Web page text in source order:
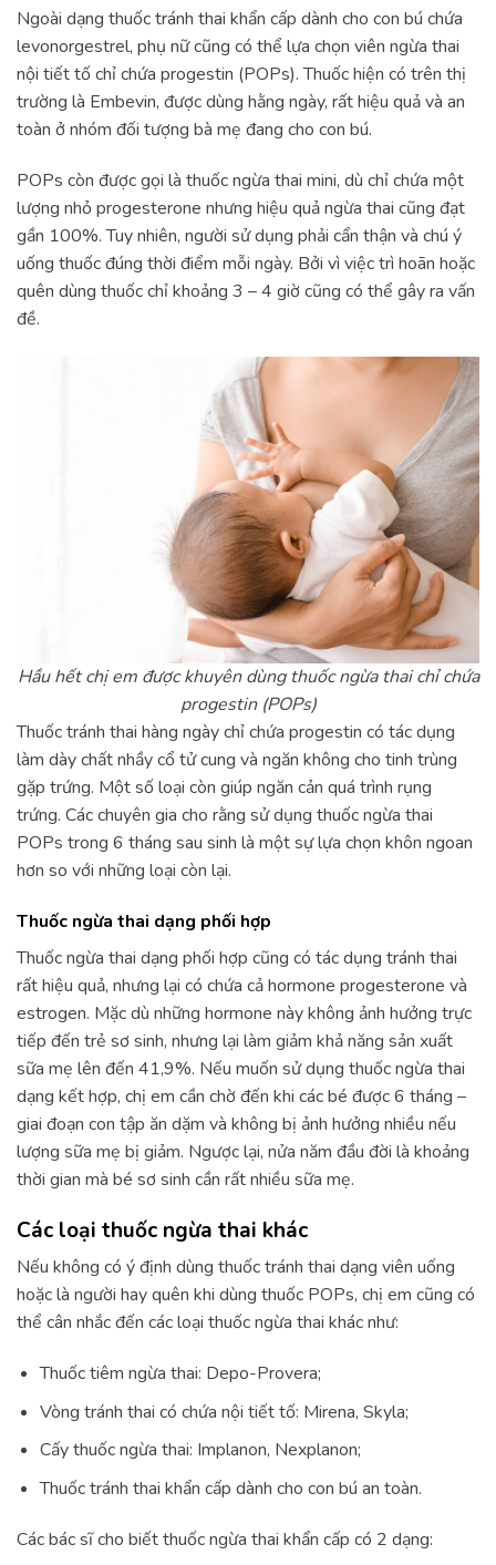
Ngoài dạng thuốc tránh thai khẩn cấp dành cho con bú chứa
levonorgestrel, phụ nữ cũng có thể lựa chọn viên ngừa thai
nội tiết tố chỉ chứa progestin (POPs). Thuốc hiện có trên thị
trường là Embevin, được dùng hằng ngày, rất hiệu quả và an
toàn ở nhóm đối tượng bà mẹ đang cho con bú.
POPs còn được gọi là thuốc ngừa thai mini, dù chỉ chứa một
lượng nhỏ progesterone nhưng hiệu quả ngừa thai cũng đạt
gần 100%. Tuy nhiên, người sử dụng phải cẩn thận và chú ý
uống thuốc đúng thời điểm mỗi ngày. Bởi vì việc trì hoãn hoặc
quên dùng thuốc chỉ khoảng 3 – 4 giờ cũng có thể gây ra vấn
đề.
Hầu hết chị em được khuyên dùng thuốc ngừa thai chỉ chứa
progestin (POPs)
Thuốc tránh thai hàng ngày chỉ chứa progestin có tác dụng
làm dày chất nhầy cổ tử cung và ngăn không cho tinh trùng
gặp trứng. Một số loại còn giúp ngăn cản quá trình rụng
trứng. Các chuyên gia cho rằng sử dụng thuốc ngừa thai
POPs trong 6 tháng sau sinh là một sự lựa chọn khôn ngoan
hơn so với những loại còn lại.
Thuốc ngừa thai dạng phối hợp
Thuốc ngừa thai dạng phối hợp cũng có tác dụng tránh thai
rất hiệu quả, nhưng lại có chứa cả hormone progesterone và
estrogen. Mặc dù những hormone này không ảnh hưởng trực
tiếp đến trẻ sơ sinh, nhưng lại làm giảm khả năng sản xuất
sữa mẹ lên đến 41,9%. Nếu muốn sử dụng thuốc ngừa thai
dạng kết hợp, chị em cần chờ đến khi các bé được 6 tháng –
giai đoạn con tập ăn dặm và không bị ảnh hưởng nhiều nếu
lượng sữa mẹ bị giảm. Ngược lại, nửa năm đầu đời là khoảng
thời gian mà bé sơ sinh cần rất nhiều sữa mẹ.
Các loại thuốc ngừa thai khác
Nếu không có ý định dùng thuốc tránh thai dạng viên uống
hoặc là người hay quên khi dùng thuốc POPs, chị em cũng có
thể cân nhắc đến các loại thuốc ngừa thai khác như:
Thuốc tiêm ngừa thai: Depo-Provera;
Vòng tránh thai có chứa nội tiết tố: Mirena, Skyla;
Cấy thuốc ngừa thai: Implanon, Nexplanon;
Thuốc tránh thai khẩn cấp dành cho con bú an toàn.
Các bác sĩ cho biết thuốc ngừa thai khẩn cấp có 2 dạng: